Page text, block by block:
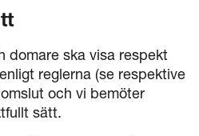
domare ska visa respekt
reglerna (se respektive
och vi bemöter
sätt.